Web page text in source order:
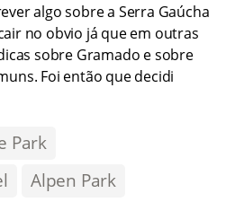
algo sobre a Serra Gaúcha
no obvio já que em outras
sobre Gramado e sobre
Foi então que decidi
Park
Alpen Park